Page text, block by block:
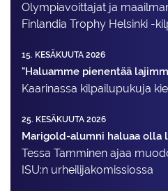
Olympiavoittajat ja
Finlandia Trophy Helsinki -
15. KESÄKUUTA 2026
"Haluamme pienentää
Kaarinassa kilpailupukuja
25. KESÄKUUTA 2026
Marigold-alumni haluaa olla
Tessa Tamminen ajaa
ISU:n urheilija­komissiossa